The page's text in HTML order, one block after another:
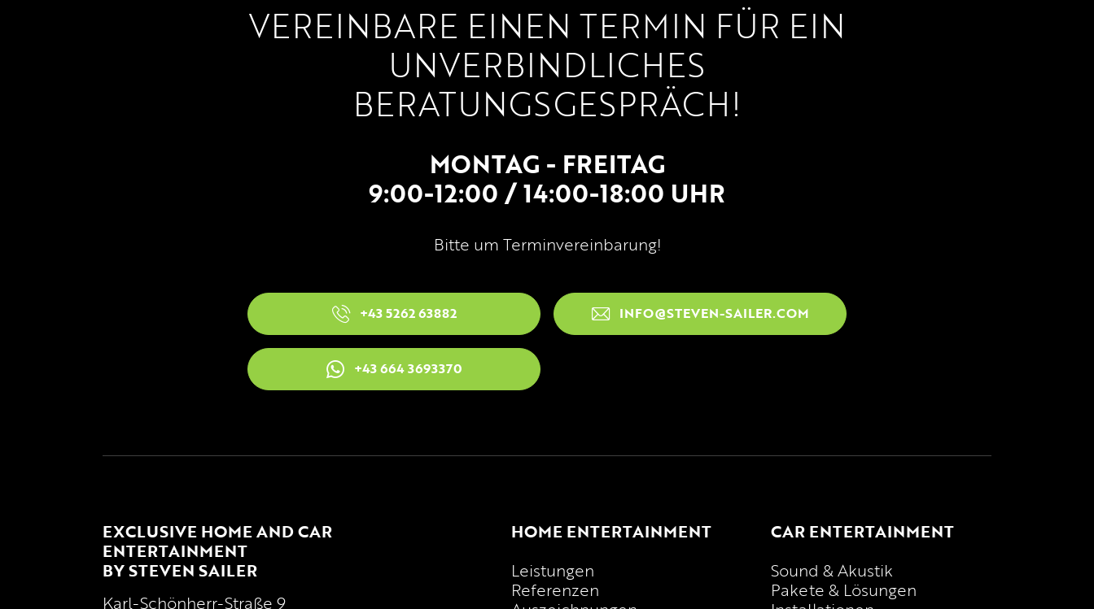
VEREINBARE EINEN TERMIN FÜR EIN
UNVERBINDLICHES
BERATUNGSGESPRÄCH!
MONTAG - FREITAG
9:00-12:00 / 14:00-18:00 UHR
Bitte um Terminvereinbarung!
+43 5262 63882 INFO@STEVEN-SAILER.COM
+43 664 3693370
EXCLUSIVE HOME AND CAR
ENTERTAINMENT
BY STEVEN SAILER
Karl-Schönherr-Straße 9
HOME ENTERTAINMENT
Leistungen
Referenzen
CAR ENTERTAINMENT
Sound & Akustik
Pakete & Lösungen